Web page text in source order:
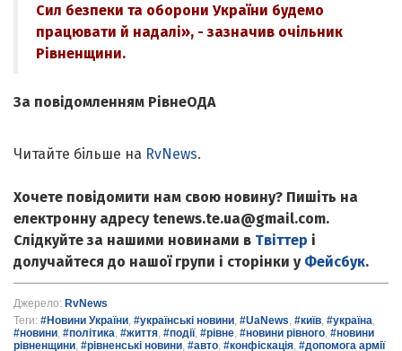
Сил безпеки та оборони України будемо
працювати й надалі», - зазначив очільник
Рівненщини.
За повідомленням РівнеОДА
Читайте більше на RvNews.
Хочете повідомити нам свою новину? Пишіть на
електронну адресу tenews.te.ua@gmail.com.
Слідкуйте за нашими новинами в Твіттер і
долучайтеся до нашої групи і сторінки у Фейсбук.
Джерело: RvNews
Теги: #Новини України, #українські новини, #UaNews, #київ, #україна,
#новини, #політика, #життя, #події, #рівне, #новини рівного, #новини
рівненщини, #рівненські новини, #авто, #конфіскація, #допомога армії